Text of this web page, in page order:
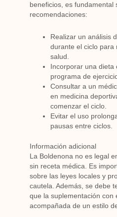
beneficios, es fundamental
recomendaciones:
Realizar un análisis
durante el ciclo para
salud.
Incorporar una dieta
programa de
Consultar a un
en medicina
comenzar el ciclo.
Evitar el uso
pausas entre ciclos.
Información adicional
La Boldenona no es legal
sin receta médica. Es
sobre las leyes locales y
cautela. Además, se debe
que la suplementación con
acompañada de un estilo